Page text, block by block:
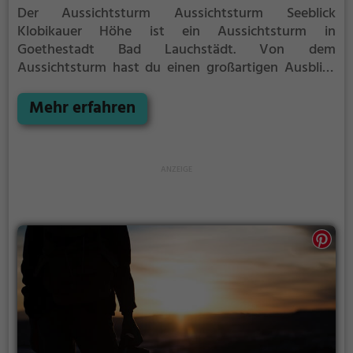
Der Aussichtsturm Aussichtsturm Seeblick
Klobikauer Höhe ist ein Aussichtsturm in
Goethestadt Bad Lauchstädt. Von dem
Aussichtsturm hast du einen großartigen Ausblick
Umgebung. Im Sommer ist der Aussichtsturm
Aussichtsturm Seeblick Klobikauer Höhe ein schönes
Mehr erfahren